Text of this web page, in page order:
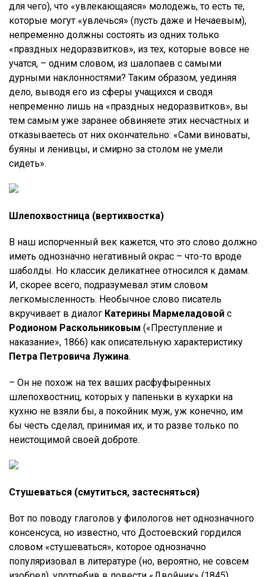
для чего), что «увлекающаяся» молодежь, то есть те,
которые могут «увлечься» (пусть даже и Нечаевым),
непременно должны состоять из одних только
«праздных недоразвитков», из тех, которые вовсе не
учатся, – одним словом, из шалопаев с самыми
дурными наклонностями? Таким образом, уединяя
дело, выводя его из сферы учащихся и сводя
непременно лишь на «праздных недоразвитков», вы
тем самым уже заранее обвиняете этих несчастных и
отказываетесь от них окончательно: «Сами виноваты,
буяны и ленивцы, и смирно за столом не умели
сидеть».
Шлепохвостница (вертихвостка)
В наш испорченный век кажется, что это слово должно
иметь однозначно негативный окрас – что-то вроде
шаболды. Но классик деликатнее относился к дамам.
И, скорее всего, подразумевал этим словом
легкомысленность. Необычное слово писатель
вкручивает в диалог Катерины Мармеладовой с
Родионом Раскольниковым («Преступление и
наказание», 1866) как описательную характеристику
Петра Петровича Лужина.
– Он не похож на тех ваших расфуфыренных
шлепохвостниц, которых у папеньки в кухарки на
кухню не взяли бы, а покойник муж, уж конечно, им
бы честь сделал, принимая их, и то разве только по
неистощимой своей доброте.
Стушеваться (смутиться, застесняться)
Вот по поводу глаголов у филологов нет однозначного
консенсуса, но известно, что Достоевский гордился
словом «стушеваться», которое однозначно
популяризовал в литературе (но, вероятно, не совсем